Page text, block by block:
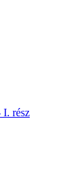
I. rész